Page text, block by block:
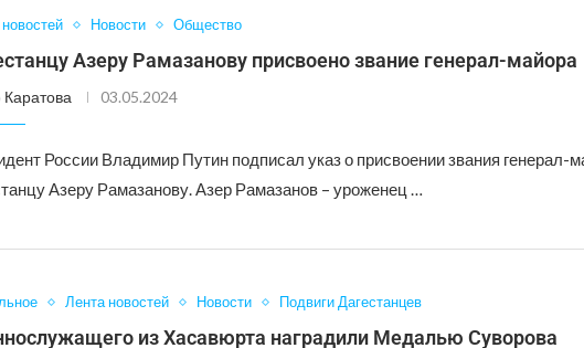
Новости Общество
Азеру Рамазанову присвоено звание генерал-майора
Каратова 03.05.2024
России Владимир Путин подписал указ о присвоении звания генерал-
Азеру Рамазанову. Азер Рамазанов – уроженец …
Лента новостей Новости Подвиги Дагестанцев
из Хасавюрта наградили Медалью Суворова